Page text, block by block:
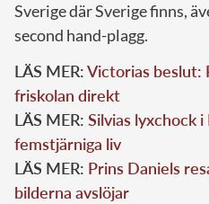
Sverige där Sverige finns,
second hand-plagg.
LÄS MER:Victorias beslut:
friskolan direkt
LÄS MER: Silvias lyxchock
femstjärniga liv
LÄS MER: Prins Daniels
bilderna avslöjar